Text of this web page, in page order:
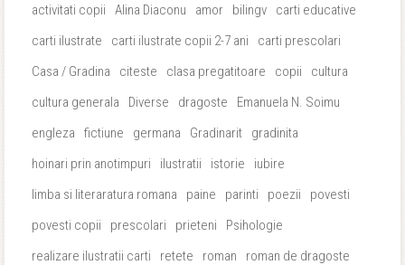
activitati copii Alina Diaconu amor bilingv
carti educative
carti ilustrate
carti ilustrate copii 2-7 ani
carti prescolari
Casa / Gradina
citeste clasa pregatitoare copii
cultura
cultura generala
Diverse dragoste
Emanuela N. Soimu
engleza
fictiune germana Gradinarit
gradinita
hoinari prin anotimpuri
ilustratii istorie
iubire
limba si literaratura romana
paine parinti poezii
povesti
povesti copii
prescolari prieteni
Psihologie
realizare ilustratii carti
retete roman
roman de dragoste